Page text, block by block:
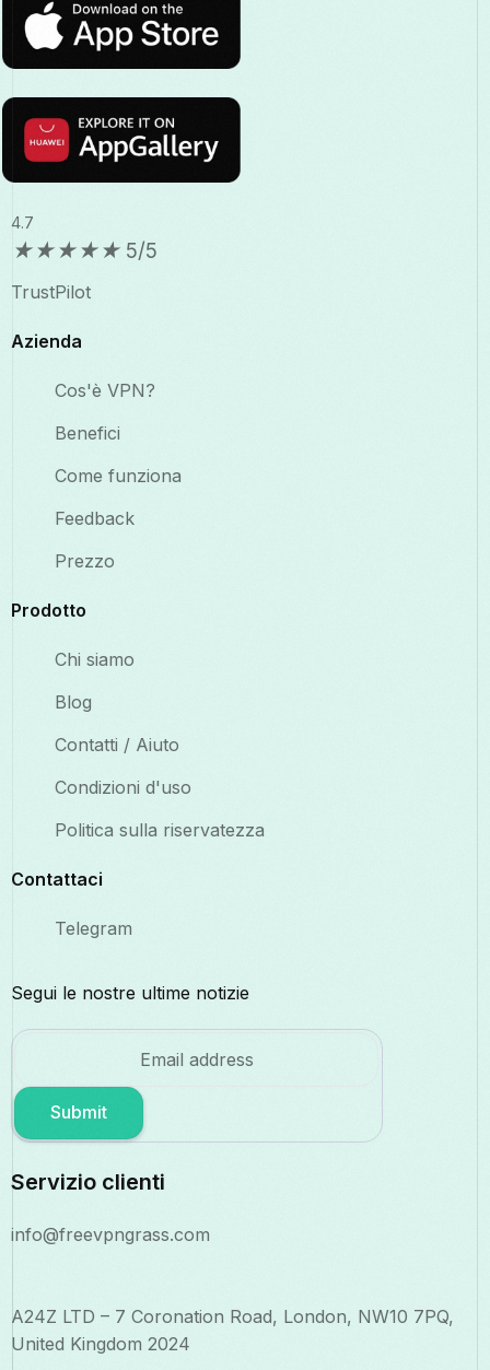
4.7
★★★★★ 5/5
TrustPilot
Azienda
Cos'è VPN?
Benefici
Come funziona
Feedback
Prezzo
Prodotto
Chi siamo
Blog
Contatti / Aiuto
Condizioni d'uso
Politica sulla riservatezza
Contattaci
Telegram
Segui le nostre ultime notizie
Submit
Servizio clienti
info@freevpngrass.com
A24Z LTD – 7 Coronation Road, London, NW10 7PQ,
United Kingdom 2024